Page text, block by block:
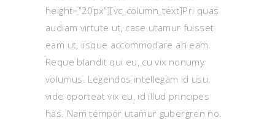
height=”20px”][vc_column_text]Pri quas
audiam virtute ut, case utamur fuisset
eam ut, iisque accommodare an eam.
Reque blandit qui eu, cu vix nonumy
volumus. Legendos intellegam id usu,
vide oporteat vix eu, id illud principes
has. Nam tempor utamur gubergren no.